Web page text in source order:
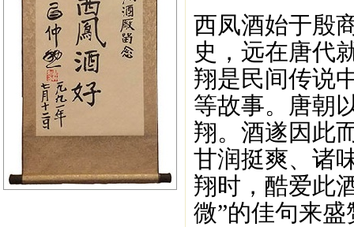
西凤酒始于殷
史，远在唐代
翔是民间传说
等故事。唐朝
翔。酒遂因此
甘润挺爽、诸
翔时，酷爱此
微”的佳句来